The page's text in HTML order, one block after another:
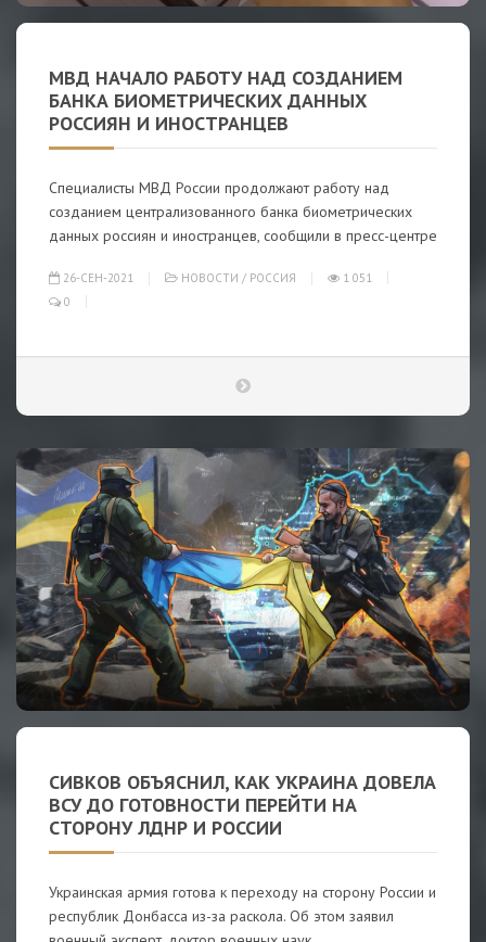
МВД НАЧАЛО РАБОТУ НАД СОЗДАНИЕМ
БАНКА БИОМЕТРИЧЕСКИХ ДАННЫХ
РОССИЯН И ИНОСТРАНЦЕВ
Специалисты МВД России продолжают работу над
созданием централизованного банка биометрических
данных россиян и иностранцев, сообщили в пресс-центре
26-СЕН-2021 НОВОСТИ / РОССИЯ
1 051
0
СИВКОВ ОБЪЯСНИЛ, КАК УКРАИНА ДОВЕЛА
ВСУ ДО ГОТОВНОСТИ ПЕРЕЙТИ НА
СТОРОНУ ЛДНР И РОССИИ
Украинская армия готова к переходу на сторону России и
республик Донбасса из-за раскола. Об этом заявил